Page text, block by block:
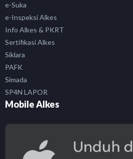
e-Suka
e-Inspeksi Alkes
Info Alkes & PKRT
Sertifikasi Alkes
Siklara
PAFK
Simada
SP4N LAPOR
Mobile Alkes